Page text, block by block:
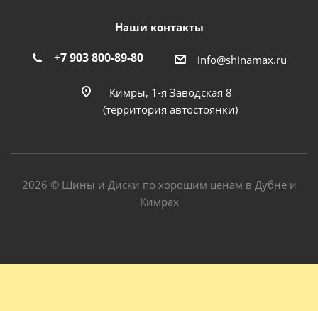
Наши контакты
+7 903 800-89-80 info@shinamax.ru
Кимры, 1-я Заводская 8
(территория автостоянки)
2026 © Шины и Диски по хорошим ценам в Дубне и
Кимрах